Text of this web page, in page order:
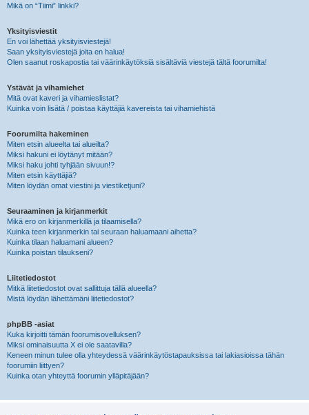
Mikä on “Tiimi” linkki?
Yksityisviestit
En voi lähettää yksityisviestejä!
Saan yksityisviestejä joita en halua!
Olen saanut roskapostia tai väärinkäytöksiä sisältäviä viestejä tältä foorumilta!
Ystävät ja vihamiehet
Mitä ovat kaveri ja vihamieslistat?
Kuinka voin lisätä / poistaa käyttäjiä kavereista tai vihamiehistä
Foorumilta hakeminen
Miten etsin alueelta tai alueilta?
Miksi hakuni ei löytänyt mitään?
Miksi haku johti tyhjään sivuun!?
Miten etsin käyttäjiä?
Miten löydän omat viestini ja viestiketjuni?
Seuraaminen ja kirjanmerkit
Mikä ero on kirjanmerkillä ja tilaamisella?
Kuinka teen kirjanmerkin tai seuraan haluamaani aihetta?
Kuinka tilaan haluamani alueen?
Kuinka poistan tilaukseni?
Liitetiedostot
Mitkä liitetiedostot ovat sallittuja tällä alueella?
Mistä löydän lähettämäni liitetiedostot?
phpBB -asiat
Kuka kirjoitti tämän foorumisovelluksen?
Miksi ominaisuutta X ei ole saatavilla?
Keneen minun tulee olla yhteydessä väärinkäytöstapauksissa tai lakiasioissa tähän
foorumiin liittyen?
Kuinka otan yhteyttä foorumin ylläpitäjään?